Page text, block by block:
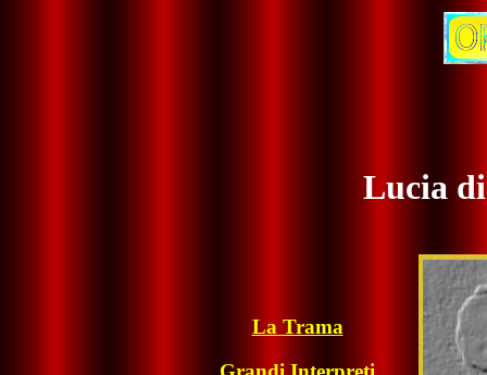
Lucia
La Trama